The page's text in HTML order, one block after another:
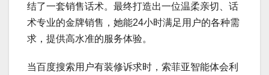
结了一套销售话术。最终打造出一位温柔亲切、话
术专业的金牌销售，她能24小时满足用户的各种需
求，提供高水准的服务体验。
当百度搜索用户有装修诉求时，索菲亚智能体会利